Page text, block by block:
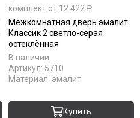
комплект от 12 422 ₽
Межкомнатная дверь эмалит
Классик 2 светло-серая
остеклённая
В наличии
Артикул: 5710
Материал: эмалит
Купить